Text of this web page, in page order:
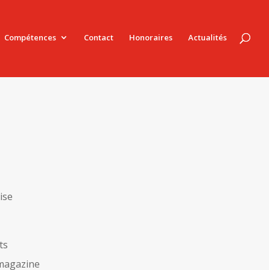
Compétences Contact Honoraires Actualités